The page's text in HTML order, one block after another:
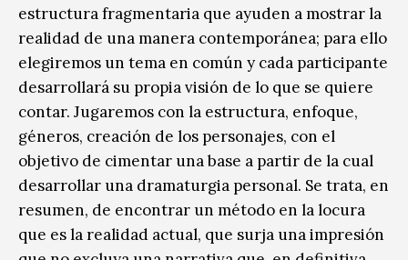
estructura fragmentaria que ayuden a mostrar la
realidad de una manera contemporánea; para ello
elegiremos un tema en común y cada participante
desarrollará su propia visión de lo que se quiere
contar. Jugaremos con la estructura, enfoque,
géneros, creación de los personajes, con el
objetivo de cimentar una base a partir de la cual
desarrollar una dramaturgia personal. Se trata, en
resumen, de encontrar un método en la locura
que es la realidad actual, que surja una impresión